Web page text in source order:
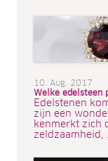
10. Aug. 2017
Welke edelsteen
Edelstenen
zijn een
kenmerkt zich
zeldzaamheid,